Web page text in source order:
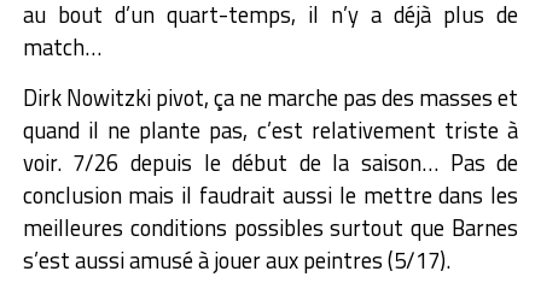
au bout d’un quart-temps, il n’y a déjà plus de
match…
Dirk Nowitzki pivot, ça ne marche pas des masses et
quand il ne plante pas, c’est relativement triste à
voir. 7/26 depuis le début de la saison… Pas de
conclusion mais il faudrait aussi le mettre dans les
meilleures conditions possibles surtout que Barnes
s’est aussi amusé à jouer aux peintres (5/17).